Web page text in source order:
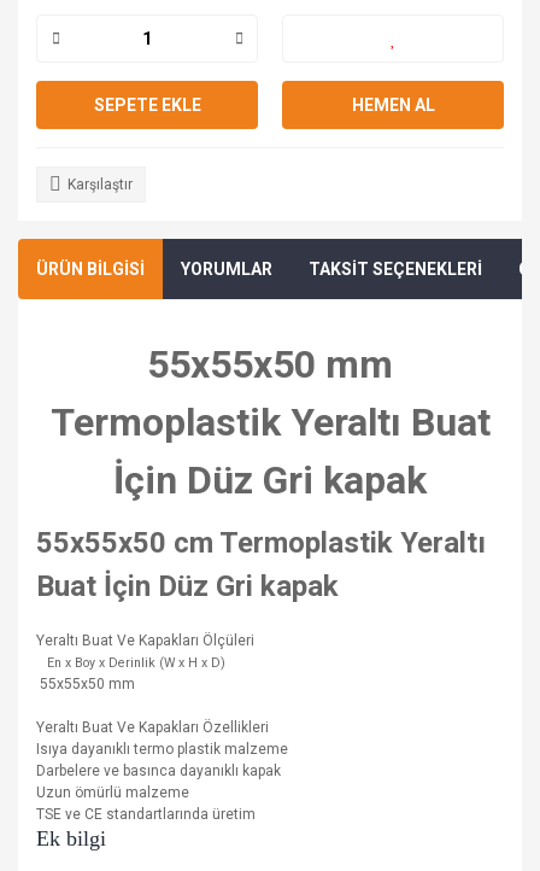
SEPETE EKLE HEMEN AL
Karşılaştır
ÜRÜN BİLGİSİ YORUMLAR TAKSİT SEÇENEKLERİ
55x55x50 mm
Termoplastik Yeraltı Buat
İçin Düz Gri kapak
55x55x50 cm Termoplastik Yeraltı
Buat İçin Düz Gri kapak
Yeraltı Buat Ve Kapakları Ölçüleri
En x Boy x Derinlik (W x H x D)
55x55x50 mm
Yeraltı Buat Ve Kapakları Özellikleri
Isıya dayanıklı termo plastik malzeme
Darbelere ve basınca dayanıklı kapak
Uzun ömürlü malzeme
TSE ve CE standartlarında üretim
Ek bilgi